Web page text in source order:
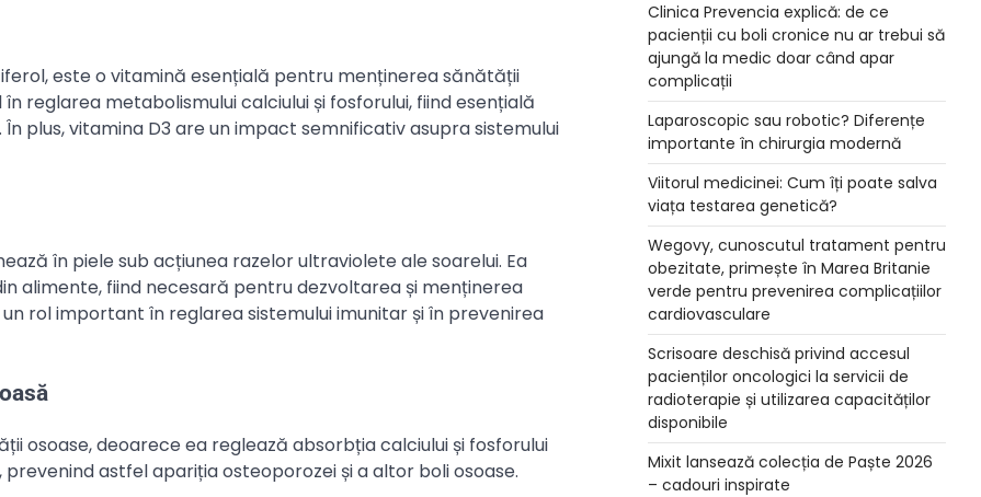
este o vitamină esențială pentru menținerea sănătății
reglarea metabolismului calciului și fosforului, fiind esențială
plus, vitamina D3 are un impact semnificativ asupra sistemului
în piele sub acțiunea razelor ultraviolete ale soarelui. Ea
alimente, fiind necesară pentru dezvoltarea și menținerea
rol important în reglarea sistemului imunitar și în prevenirea
osoase, deoarece ea reglează absorbția calciului și fosforului
astfel apariția osteoporozei și a altor boli osoase.
Clinica Prevencia explică: de ce
pacienții cu boli cronice nu ar trebui să
ajungă la medic doar când apar
complicații
Laparoscopic sau robotic? Diferențe
importante în chirurgia modernă
Viitorul medicinei: Cum îți poate salva
viața testarea genetică?
Wegovy, cunoscutul tratament pentru
obezitate, primește în Marea Britanie
verde pentru prevenirea complicațiilor
cardiovasculare
Scrisoare deschisă privind accesul
pacienților oncologici la servicii de
radioterapie și utilizarea capacităților
disponibile
Mixit lansează colecția de Paște 2026
– cadouri inspirate